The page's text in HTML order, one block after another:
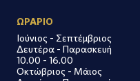
ΩΡΑΡΙΟ
Ιούνιος - Σεπτέμβριος
Δευτέρα - Παρασκευή
10.00 - 16.00
Οκτώβριος - Μάιος